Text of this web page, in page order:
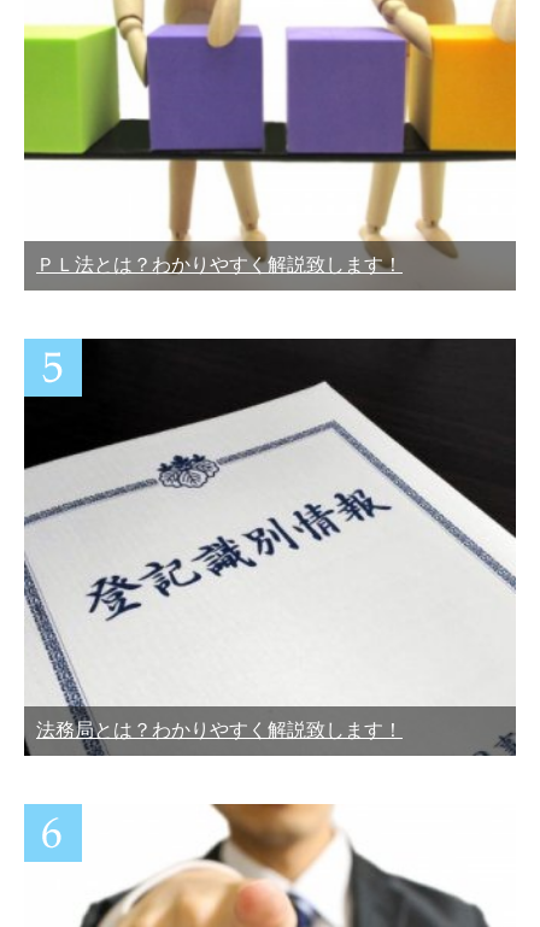
ＰＬ法とは？わかりやすく解説致します！
法務局とは？わかりやすく解説致します！